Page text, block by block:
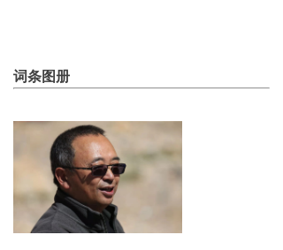
词条图册